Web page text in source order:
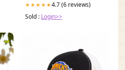
★★★★★4.7 (6 reviews)
Sold : Login>>